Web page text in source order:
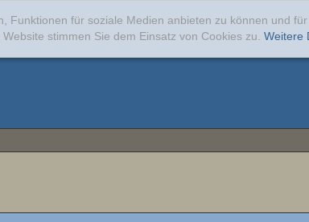
Funktionen für soziale Medien anbieten zu können und
stimmen Sie dem Einsatz von Cookies zu. Weitere